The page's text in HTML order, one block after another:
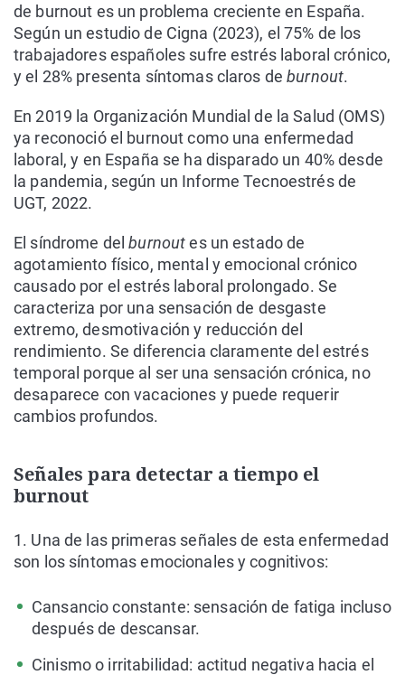
de burnout es un problema creciente en España.
Según un estudio de Cigna (2023), el 75% de los
trabajadores españoles sufre estrés laboral crónico,
y el 28% presenta síntomas claros deburnout.
En 2019 la Organización Mundial de la Salud (OMS)
ya reconoció el burnout como una enfermedad
laboral, y en España se ha disparado un 40% desde
la pandemia, según un Informe Tecnoestrés de
UGT, 2022.
El síndrome delburnoutes un estado de
agotamiento físico, mental y emocional crónico
causado por el estrés laboral prolongado. Se
caracteriza por una sensación de desgaste
extremo, desmotivación y reducción del
rendimiento. Se diferencia claramente del estrés
temporal porque al ser una sensación crónica, no
desaparece con vacaciones y puede requerir
cambios profundos.
Señales para detectar a tiempo el
burnout
1. Una de las primeras señales de esta enfermedad
son los síntomas emocionales y cognitivos:
Cansancio constante: sensación de fatiga incluso
después de descansar.
Cinismo o irritabilidad: actitud negativa hacia el